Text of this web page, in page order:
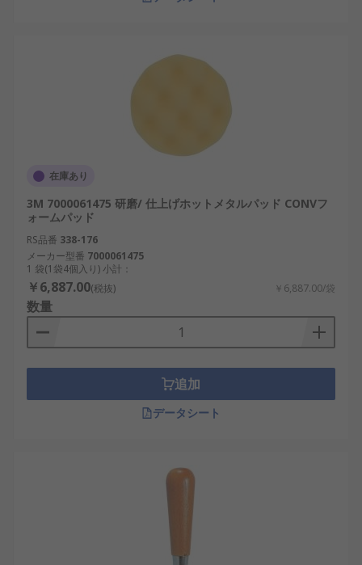
在庫あり
3M 7000061475 研磨/ 仕上げホットメタルパッド CONVフ
ォームパッド
RS品番 338-176
メーカー型番 7000061475
1 袋(1袋4個入り) 小計：
￥6,887.00(税抜) ￥6,887.00/袋
数量
追加
データシート